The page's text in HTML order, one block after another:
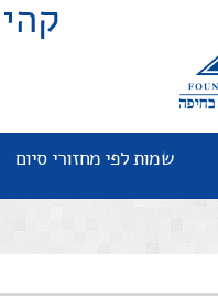
שמות לפי מחזורי סיום